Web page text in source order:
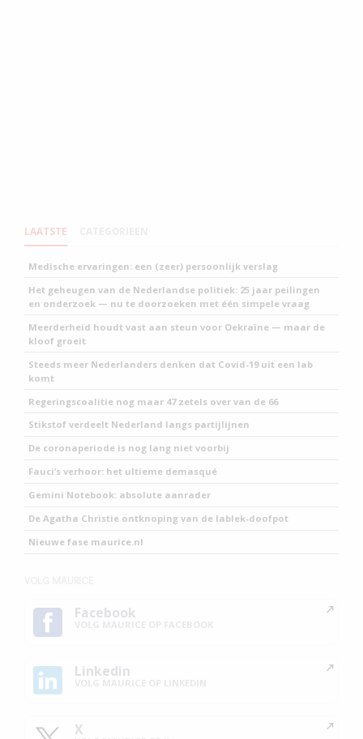
LAATSTE
Medische ervaringen: een (zeer) persoonlijk verslag
Het geheugen van de Nederlandse politiek: 25 jaar peilingen
en onderzoek — nu te doorzoeken met één simpele vraag
Meerderheid houdt vast aan steun voor Oekraïne — maar de
kloof groeit
Steeds meer Nederlanders denken dat Covid-19 uit een lab
komt
Regeringscoalitie nog maar 47 zetels over van de 66
Stikstof verdeelt Nederland langs partijlijnen
De coronaperiode is nog lang niet voorbij
Fauci’s verhoor: het ultieme demasqué
Gemini Notebook: absolute aanrader
De Agatha Christie ontknoping van de lablek-doofpot
Nieuwe fase maurice.nl
Facebook
Linkedin
X